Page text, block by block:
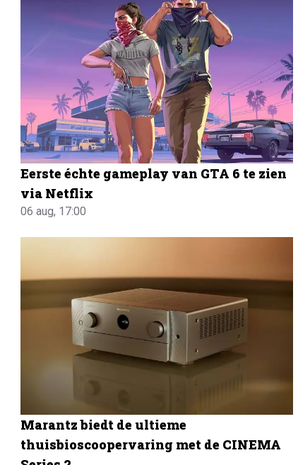
Eerste échte gameplay van GTA 6 te zien
via Netflix
06 aug, 17:00
Marantz biedt de ultieme
thuisbioscoopervaring met de CINEMA